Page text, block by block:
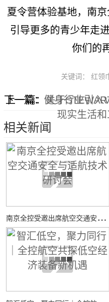
夏令营体验基地，南
引导更多的青少年走
你们的
关键词： 红领
上一篇：关于
现实生活
下一篇：健身行业引入
相关新闻
南
京全控受邀出席航空交通安全与适航技术研讨会